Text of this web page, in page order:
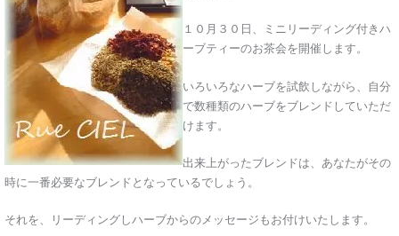
１０月３０日、ミニリーディング付きハ
ーブティーのお茶会を開催します。
いろいろなハーブを試飲しながら、自分
で数種類のハーブをブレンドしていただ
けます。
出来上がったブレンドは、あなたがその
時に一番必要なブレンドとなっているでしょう。
それを、リーディングしハーブからのメッセージもお付けいたします。